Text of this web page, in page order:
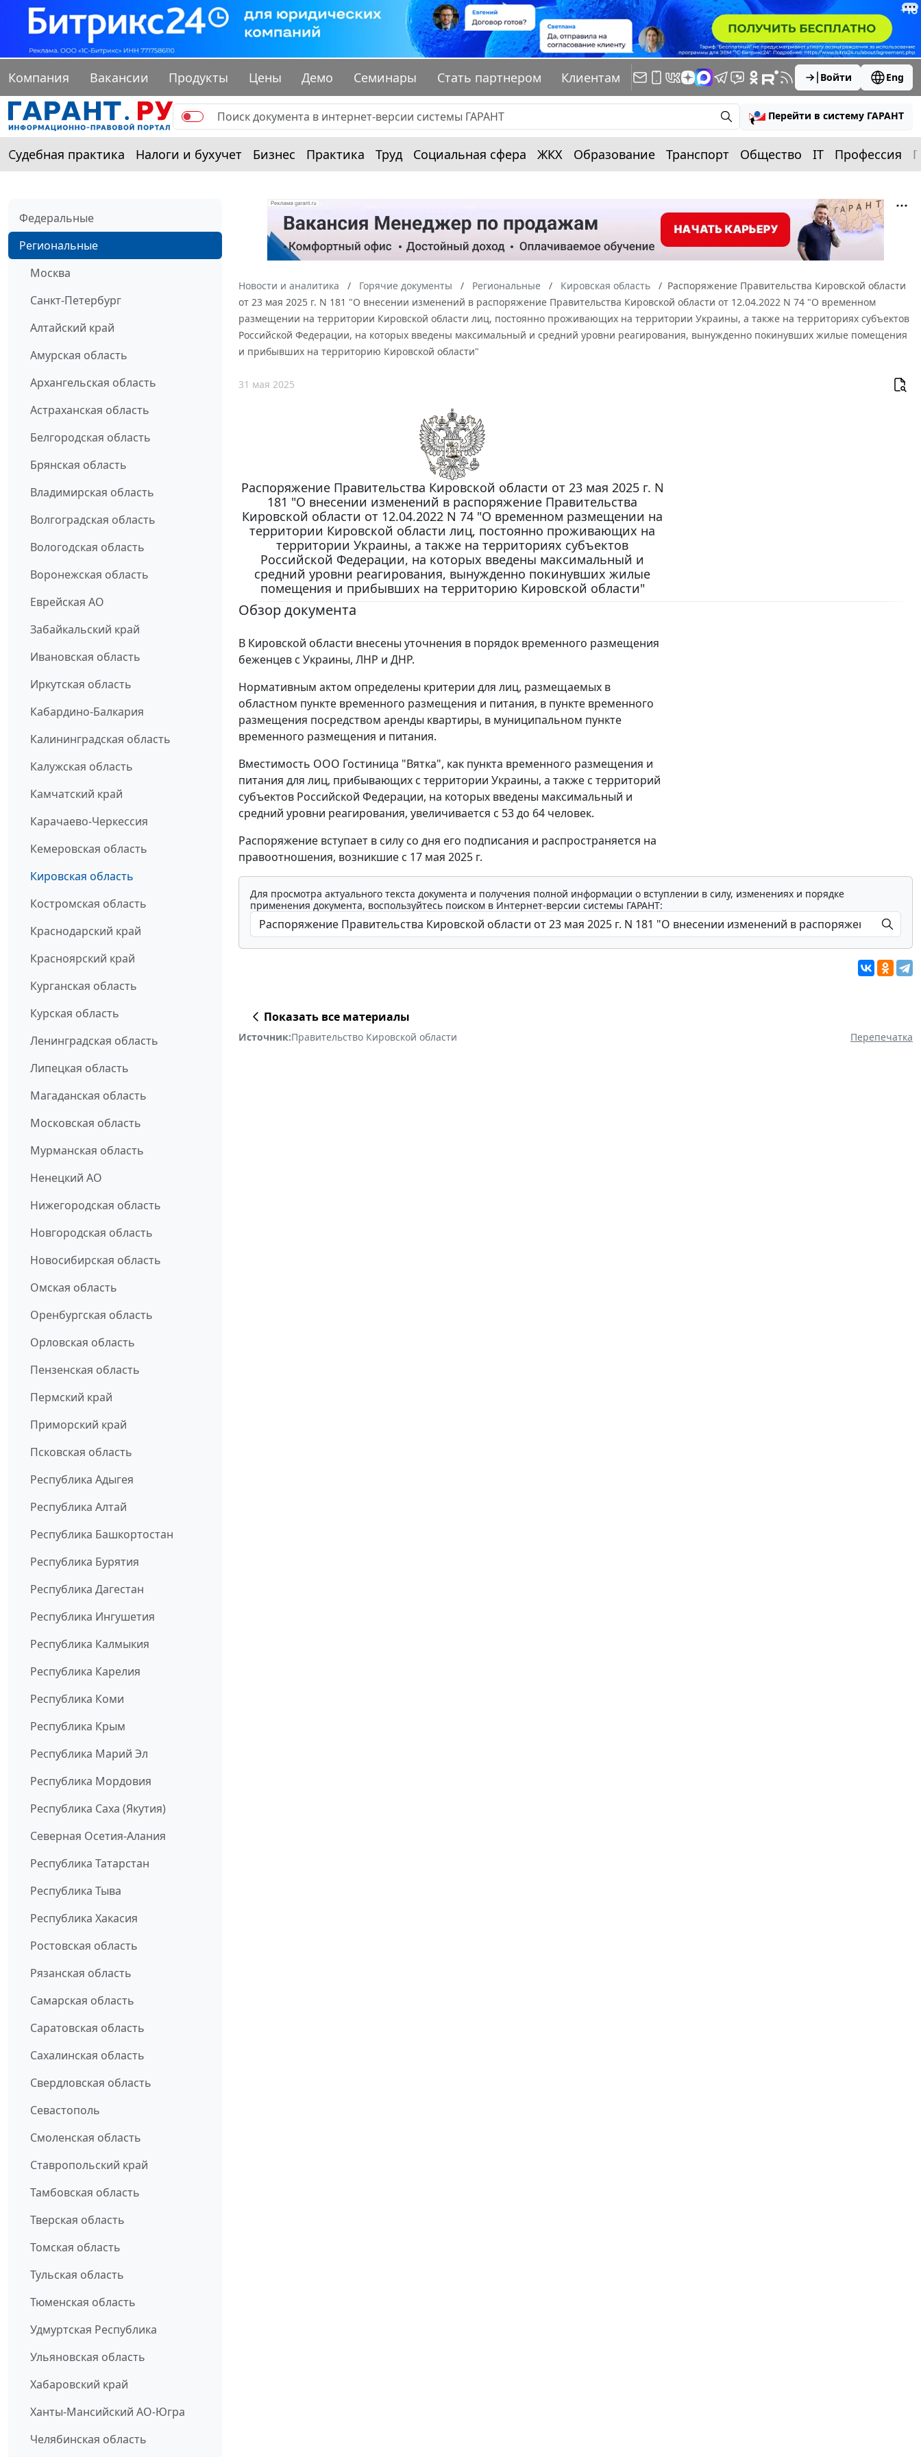
Компания Вакансии Продукты Цены Демо Семинары Стать партнером Клиентам Войти Eng
Перейти в систему ГАРАНТ
Судебная практика Налоги и бухучет Бизнес Практика Труд Социальная сфера ЖКХ Образование Транспорт Общество IT Профессия
Федеральные
Региональные
Москва
Санкт-Петербург
Алтайский край
Амурская область
Архангельская область
Астраханская область
Белгородская область
Брянская область
Владимирская область
Волгоградская область
Вологодская область
Воронежская область
Еврейская АО
Забайкальский край
Ивановская область
Иркутская область
Кабардино-Балкария
Калининградская область
Калужская область
Камчатский край
Карачаево-Черкессия
Кемеровская область
Кировская область
Костромская область
Краснодарский край
Красноярский край
Курганская область
Курская область
Ленинградская область
Липецкая область
Магаданская область
Московская область
Мурманская область
Ненецкий АО
Нижегородская область
Новгородская область
Новосибирская область
Омская область
Оренбургская область
Орловская область
Пензенская область
Пермский край
Приморский край
Псковская область
Республика Адыгея
Республика Алтай
Республика Башкортостан
Республика Бурятия
Республика Дагестан
Республика Ингушетия
Республика Калмыкия
Республика Карелия
Республика Коми
Республика Крым
Республика Марий Эл
Республика Мордовия
Республика Саха (Якутия)
Северная Осетия-Алания
Республика Татарстан
Республика Тыва
Республика Хакасия
Ростовская область
Рязанская область
Самарская область
Саратовская область
Сахалинская область
Свердловская область
Севастополь
Смоленская область
Ставропольский край
Тамбовская область
Тверская область
Томская область
Тульская область
Тюменская область
Удмуртская Республика
Ульяновская область
Хабаровский край
Ханты-Мансийский АО-Югра
Челябинская область
Новости и аналитика Горячие документы Региональные Кировская область
Распоряжение Правительства Кировской области
от 23 мая 2025 г. N 181 "О внесении изменений в распоряжение Правительства Кировской области от 12.04.2022 N 74 "О временном
размещении на территории Кировской области лиц, постоянно проживающих на территории Украины, а также на территориях субъектов
Российской Федерации, на которых введены максимальный и средний уровни реагирования, вынужденно покинувших жилые помещения
и прибывших на территорию Кировской области"
31 мая 2025
Распоряжение Правительства Кировской области от 23 мая 2025 г. N
181 "О внесении изменений в распоряжение Правительства
Кировской области от 12.04.2022 N 74 "О временном размещении на
территории Кировской области лиц, постоянно проживающих на
территории Украины, а также на территориях субъектов
Российской Федерации, на которых введены максимальный и
средний уровни реагирования, вынужденно покинувших жилые
помещения и прибывших на территорию Кировской области"
Обзор документа
В Кировской области внесены уточнения в порядок временного размещения
беженцев с Украины, ЛНР и ДНР.
Нормативным актом определены критерии для лиц, размещаемых в
областном пункте временного размещения и питания, в пункте временного
размещения посредством аренды квартиры, в муниципальном пункте
временного размещения и питания.
Вместимость ООО Гостиница "Вятка", как пункта временного размещения и
питания для лиц, прибывающих с территории Украины, а также с территорий
субъектов Российской Федерации, на которых введены максимальный и
средний уровни реагирования, увеличивается с 53 до 64 человек.
Распоряжение вступает в силу со дня его подписания и распространяется на
правоотношения, возникшие с 17 мая 2025 г.
Для просмотра актуального текста документа и получения полной информации о вступлении в силу, изменениях и порядке
применения документа, воспользуйтесь поиском в Интернет-версии системы ГАРАНТ:
Показать все материалы
Источник:Правительство Кировской области Перепечатка